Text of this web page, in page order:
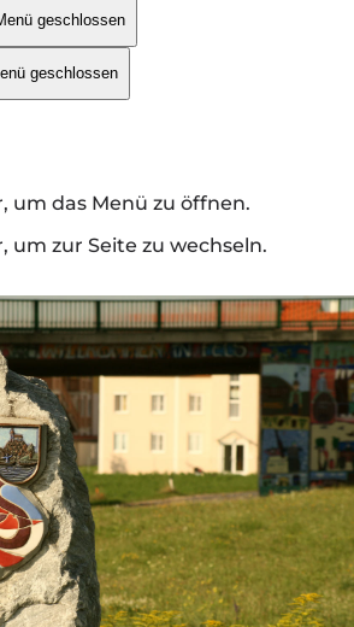
geschlossen
geschlossen
um das Menü zu öffnen.
um zur Seite zu wechseln.